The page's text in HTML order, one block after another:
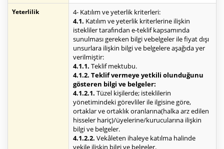
Yeterlilik
4- Katılım ve yeterlik kriterleri:
4.1. Katılım ve yeterlik kriterlerine ilişkin
istekliler tarafından e-teklif kapsamında
sunulması gereken bilgi vebelgeler ile fiyat dışı
unsurlara ilişkin bilgi ve belgelere aşağıda yer
verilmiştir:
4.1.1. Teklif mektubu.
4.1.2. Teklif vermeye yetkili olunduğunu
gösteren bilgi ve belgeler:
4.1.2.1. Tüzel kişilerde; isteklilerin
yönetimindeki görevliler ile ilgisine göre,
ortaklar ve ortaklık oranlarına(halka arz edilen
hisseler hariç)/üyelerine/kurucularına ilişkin
bilgi ve belgeler.
4.1.2.2. Vekâleten ihaleye katılma halinde
vekile ilişkin bilgi ve belgeler.